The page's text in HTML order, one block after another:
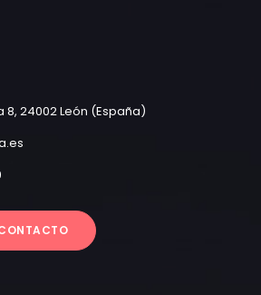
8, 24002 León (España)